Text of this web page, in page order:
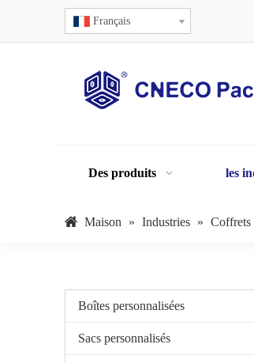
Français
Des produits les
Maison » Industries » Coffrets
Boîtes personnalisées
Sacs personnalisés